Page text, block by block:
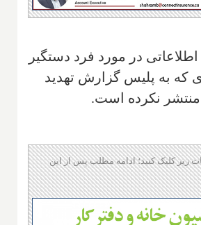
در مورد فرد دستگیر
که به پلیس گزارش تهدید
منتشر نکرده است.
زیر کلیک کنید؛ ادامه مطلب پس از این